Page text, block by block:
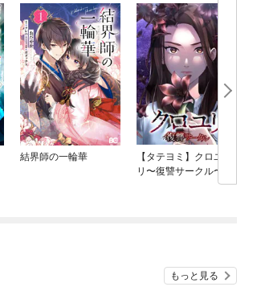
結界師の一輪華
【タテヨミ】クロユ
リ〜復讐サークル〜
もっと見る